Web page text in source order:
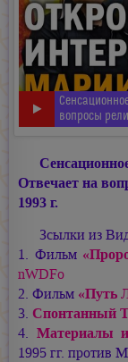
вопросы
Отвечает на
1993 г.
Зсылки из
1. Фильм
nWDFo
2. Фильм «Путь
3. Спонтанный
4. Материалы
1995 гг. против